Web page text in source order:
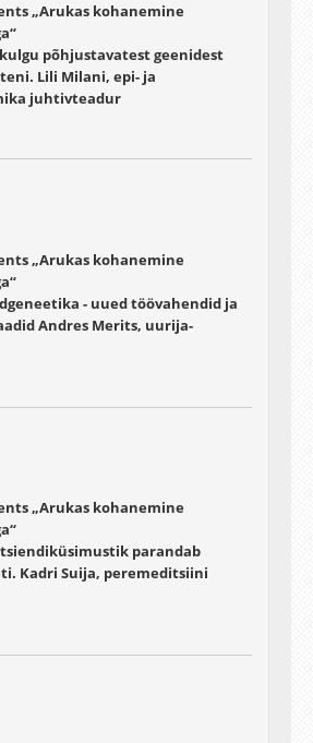
„Arukas kohanemine
põhjustavatest geenidest
Lili Milani, epi- ja
juhtivteadur
„Arukas kohanemine
- uued töövahendid ja
Andres Merits, uurija-
„Arukas kohanemine
parandab
Kadri Suija, peremeditsiini